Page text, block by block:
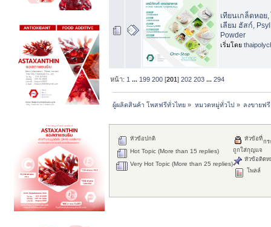
เทียนเกล็ดหอย
เลียม ฮัสก์,
Powder
เริ่มโดย
หน้า: 1 ... 199 200 [201]202 203 ...294
ผู้ผลิตสินค้า โพสฟรีทั่วไทย » หมวดหมู่ทั่วไป» ลงขายฟ
กร
หัวข้อปกติ
Hot Topic (More than 15 replies)
Very Hot Topic (More than 25 replies)
หัวข้อที่
ถูกใส่กุญแจ
หัวข้อติดห
โพลล์